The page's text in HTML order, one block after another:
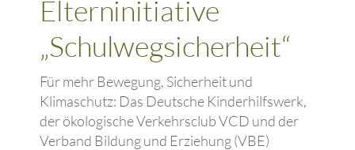
Elterninitiative
„Schulwegsicherheit“
Für mehr Bewegung, Sicherheit und
Klimaschutz: Das Deutsche Kinderhilfswerk,
der ökologische Verkehrsclub VCD und der
Verband Bildung und Erziehung (VBE)